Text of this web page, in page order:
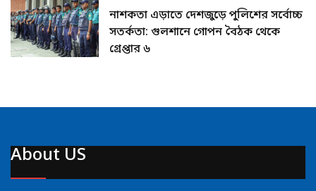
নাশকতা এড়াতে দেশজুড়ে পুলিশের সর্বোচ্চ
সতর্কতা: গুলশানে গোপন বৈঠক থেকে
গ্রেপ্তার ৬
About US